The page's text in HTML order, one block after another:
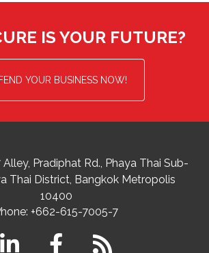
IS YOUR FUTURE?
YOUR BUSINESS NOW!
Pradiphat Rd., Phaya Thai Sub-
Thai District, Bangkok Metropolis
10400
+662-615-7005-7